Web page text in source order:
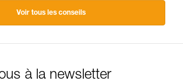
Voir tous les conseils
à la newsletter